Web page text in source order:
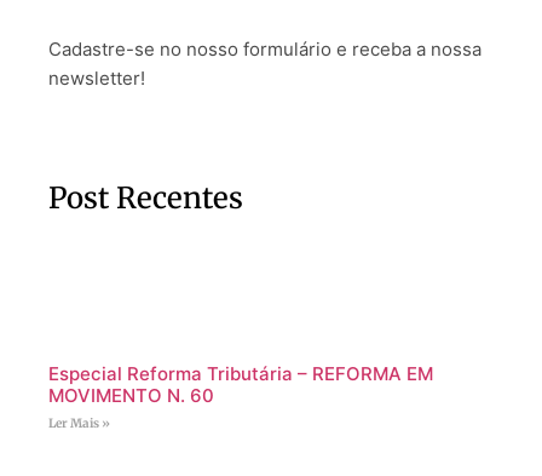
Cadastre-se no nosso formulário e receba a nossa
newsletter!
Post Recentes
Especial Reforma Tributária – REFORMA EM
MOVIMENTO N. 60
Ler Mais »